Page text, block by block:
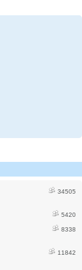
34505
5420
8338
11842